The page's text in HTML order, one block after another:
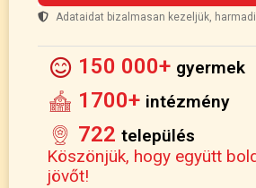
Adataidat bizalmasan kezeljük,
150 000+ gyermek
1700+ intézmény
722 település
Köszönjük, hogy együtt
jövőt!